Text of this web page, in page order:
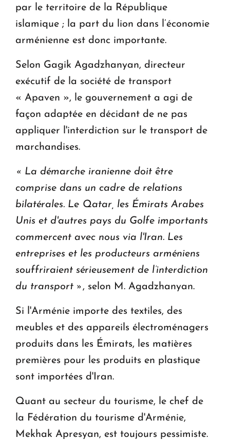
par le territoire de la République
islamique ; la part du lion dans l’économie
arménienne est donc importante.
Selon Gagik Agadzhanyan, directeur
exécutif de la société de transport
« Apaven », le gouvernement a agi de
façon adaptée en décidant de ne pas
appliquer l'interdiction sur le transport de
marchandises.
« La démarche iranienne doit être
comprise dans un cadre de relations
bilatérales. Le Qatar, les Émirats Arabes
Unis et d'autres pays du Golfe importants
commercent avec nous via l'Iran. Les
entreprises et les producteurs arméniens
souffriraient sérieusement de l’interdiction
du transport » , selon M. Agadzhanyan.
Si l'Arménie importe des textiles, des
meubles et des appareils électroménagers
produits dans les Émirats, les matières
premières pour les produits en plastique
sont importées d'Iran.
Quant au secteur du tourisme, le chef de
la Fédération du tourisme d'Arménie,
Mekhak Apresyan, est toujours pessimiste.